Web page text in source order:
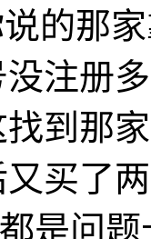
的那
注册
到那
买了
是问